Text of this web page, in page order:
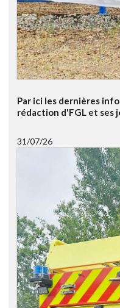
Par ici les dernières
rédaction d'FGL et ses
31/07/26